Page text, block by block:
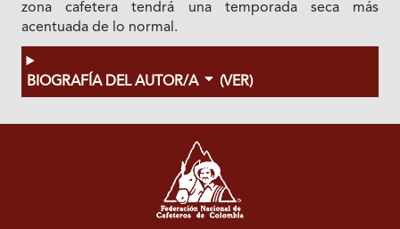
zona cafetera tendrá una temporada seca más
acentuada de lo normal.
BIOGRAFÍA DEL AUTOR/A (VER)